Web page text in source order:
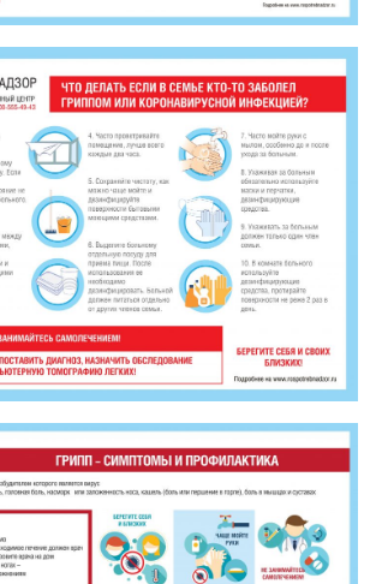
«Молодость»
«Октябрь»
школа искусств»
музыкальная школа»
городской историко-художественный
и отдыха им. И.В. Коротеева
библиотечная система»
качества